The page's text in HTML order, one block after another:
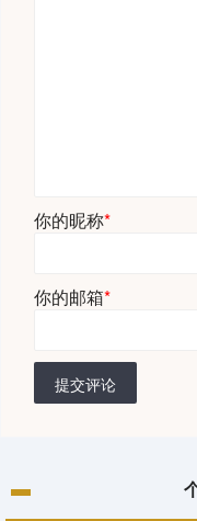
你的昵称*
你的邮箱*
提交评论